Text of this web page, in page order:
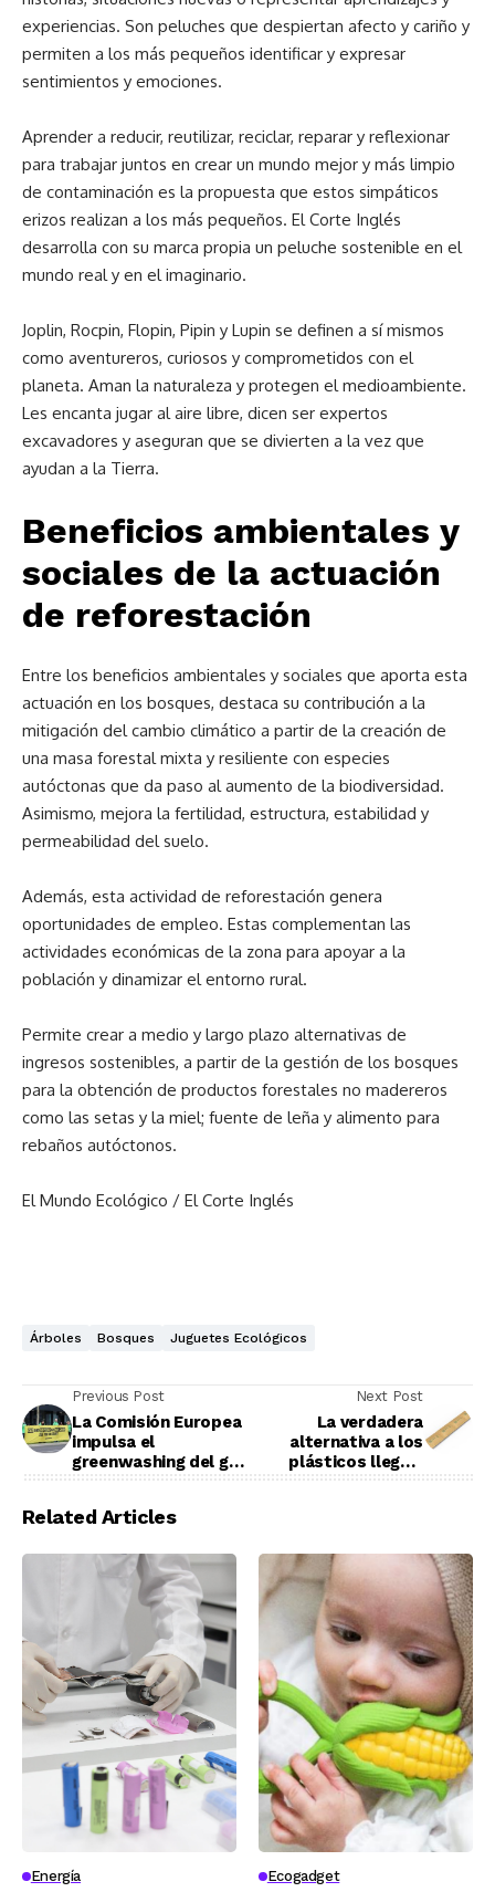
experiencias. Son peluches que despiertan afecto y cariño y
permiten a los más pequeños identificar y expresar
sentimientos y emociones.
Aprender a reducir, reutilizar, reciclar, reparar y reflexionar
para trabajar juntos en crear un mundo mejor y más limpio
de contaminación es la propuesta que estos simpáticos
erizos realizan a los más pequeños. El Corte Inglés
desarrolla con su marca propia un peluche sostenible en el
mundo real y en el imaginario.
Joplin, Rocpin, Flopin, Pipin y Lupin se definen a sí mismos
como aventureros, curiosos y comprometidos con el
planeta. Aman la naturaleza y protegen el medioambiente.
Les encanta jugar al aire libre, dicen ser expertos
excavadores y aseguran que se divierten a la vez que
ayudan a la Tierra.
Beneficios ambientales y
sociales de la actuación
de reforestación
Entre los beneficios ambientales y sociales que aporta esta
actuación en los bosques, destaca su contribución a la
mitigación del cambio climático a partir de la creación de
una masa forestal mixta y resiliente con especies
autóctonas que da paso al aumento de la biodiversidad.
Asimismo, mejora la fertilidad, estructura, estabilidad y
permeabilidad del suelo.
Además, esta actividad de reforestación genera
oportunidades de empleo. Estas complementan las
actividades económicas de la zona para apoyar a la
población y dinamizar el entorno rural.
Permite crear a medio y largo plazo alternativas de
ingresos sostenibles, a partir de la gestión de los bosques
para la obtención de productos forestales no madereros
como las setas y la miel; fuente de leña y alimento para
rebaños autóctonos.
El Mundo Ecológico / El Corte Inglés
Árboles Bosques Juguetes Ecológicos
Previous Post
La Comisión Europea
impulsa el
greenwashing del gas
Next Post
La verdadera
alternativa a los
plásticos llega a
Related Articles
Energía Ecogadget